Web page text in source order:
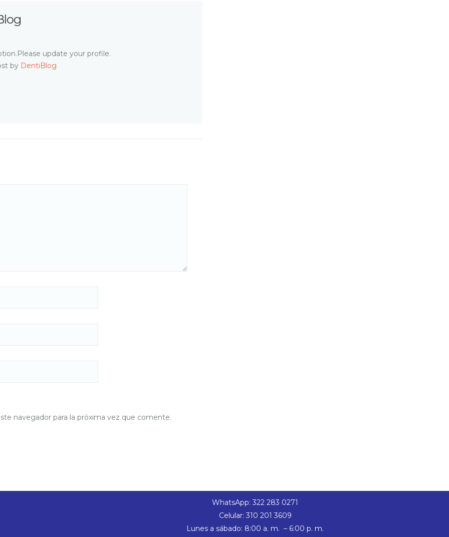
update your profile.
by DentiBlog
navegador para la próxima vez que comente.
WhatsApp: 322 283 0271
Celular: 310 201 3609
Lunes a sábado: 8:00 a. m. – 6:00 p. m.